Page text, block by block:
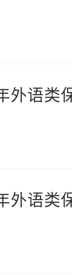
外语类
外语类